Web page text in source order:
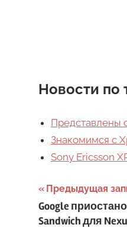
Новости по
Представлены
Знакомимся с
Sony Ericsson
Навигация
по
Предыдущая
Google
Sandwich для